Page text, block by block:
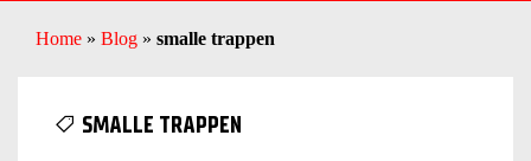
HOME
Home » Blog » smalle trappen
SMALLE TRAPPEN